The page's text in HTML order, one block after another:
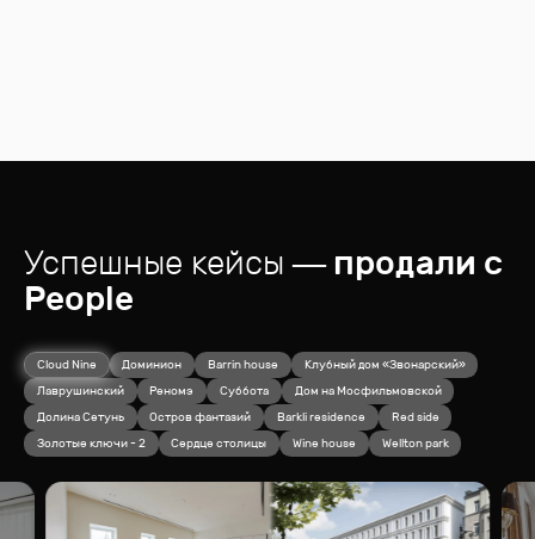
Успешные кейсы— продали с
People
Cloud Nine Доминион Barrin house
Клубный дом «Звонарский»
Лаврушинский
Реномэ Суббота
Дом на Мосфильмовской
Долина Сетунь
Остров фантазий Barkli residence
Red side
Золотые ключи - 2
Сердце столицы Wine house Wellton park